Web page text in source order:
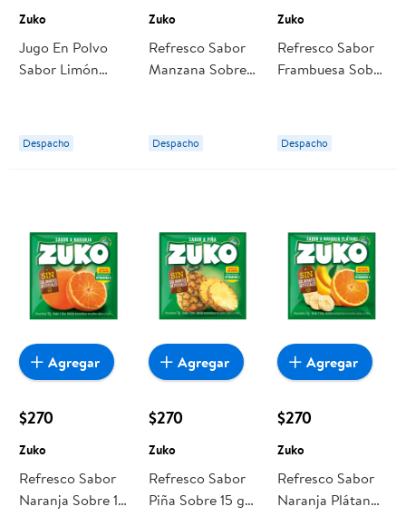
Zuko
Jugo En Polvo
Sabor Limón
Despacho
Zuko
Refresco Sabor
Manzana Sobre
Despacho
Zuko
Refresco Sabor
Frambuesa Sobre
Despacho
$270
Zuko
Refresco Sabor
Naranja Sobre 15
Agregar
$270
Zuko
Refresco Sabor
Piña Sobre 15 g
Agregar
$270
Zuko
Refresco Sabor
Naranja Plátano
Agregar